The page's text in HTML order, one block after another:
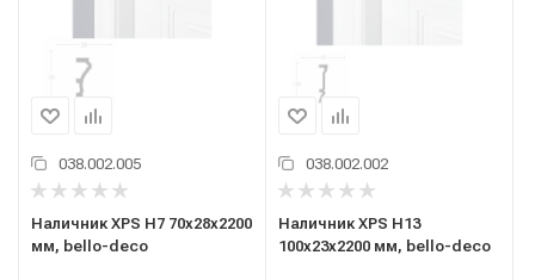
038.002.005
Наличник XPS H7 70х28х2200
мм, bello-deco
038.002.002
Наличник XPS H13
100х23х2200 мм, bello-deco